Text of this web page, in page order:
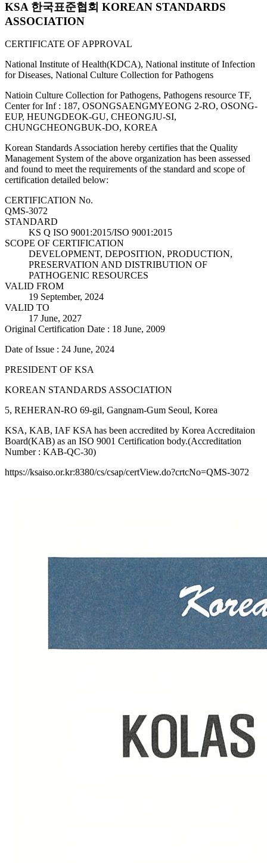
KSA 한국표준협회 KOREAN STANDARDS
ASSOCIATION
CERTIFICATE OF APPROVAL
National Institute of Health(KDCA), National institute of Infection
for Diseases, National Culture Collection for Pathogens
Natioin Culture Collection for Pathogens, Pathogens resource TF,
Center for Inf : 187, OSONGSAENGMYEONG 2-RO, OSONG-
EUP, HEUNGDEOK-GU, CHEONGJU-SI,
CHUNGCHEONGBUK-DO, KOREA
Korean Standards Association hereby certifies that the Quality
Management System of the above organization has been assessed
and found to meet the requirements of the standard and scope of
certification detailed below:
CERTIFICATION No.
QMS-3072
STANDARD
KS Q ISO 9001:2015/ISO 9001:2015
SCOPE OF CERTIFICATION
DEVELOPMENT, DEPOSITION, PRODUCTION,
PRESERVATION AND DISTRIBUTION OF
PATHOGENIC RESOURCES
VALID FROM
19 September, 2024
VALID TO
17 June, 2027
Original Certification Date : 18 June, 2009
Date of Issue : 24 June, 2024
PRESIDENT OF KSA
KOREAN STANDARDS ASSOCIATION
5, REHERAN-RO 69-gil, Gangnam-Gum Seoul, Korea
KSA, KAB, IAF KSA has been accredited by Korea Accreditaion
Board(KAB) as an ISO 9001 Certification body.(Accreditation
Number : KAB-QC-30)
https://ksaiso.or.kr:8380/cs/csap/certView.do?crtcNo=QMS-3072